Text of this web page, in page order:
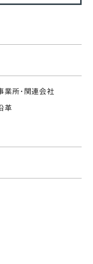
業所・関連会社
革